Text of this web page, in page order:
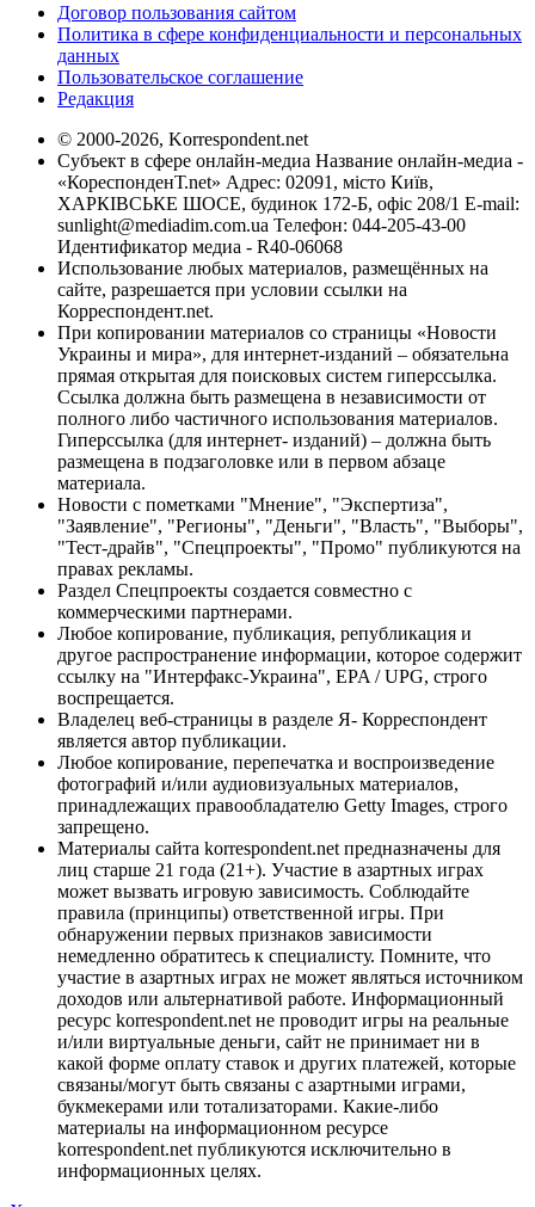
Договор пользования сайтом
Политика в сфере конфиденциальности и персональных
данных
Пользовательское соглашение
Редакция
© 2000-2026, Korrespondent.net
Субъект в сфере онлайн-медиа Название онлайн-медиа -
«КореспонденТ.net» Адрес: 02091, місто Київ,
ХАРКІВСЬКЕ ШОСЕ, будинок 172-Б, офіс 208/1 E-mail:
sunlight@mediadim.com.ua Телефон: 044-205-43-00
Идентификатор медиа - R40-06068
Использование любых материалов, размещённых на
сайте, разрешается при условии ссылки на
Корреспондент.net.
При копировании материалов со страницы «Новости
Украины и мира», для интернет-изданий – обязательна
прямая открытая для поисковых систем гиперссылка.
Ссылка должна быть размещена в независимости от
полного либо частичного использования материалов.
Гиперссылка (для интернет- изданий) – должна быть
размещена в подзаголовке или в первом абзаце
материала.
Новости с пометками "Мнение", "Экспертиза",
"Заявление", "Регионы", "Деньги", "Власть", "Выборы",
"Тест-драйв", "Спецпроекты", "Промо" публикуются на
правах рекламы.
Раздел Спецпроекты создается совместно с
коммерческими партнерами.
Любое копирование, публикация, републикация и
другое распространение информации, которое содержит
ссылку на "Интерфакс-Украина", EPA / UPG, строго
воспрещается.
Владелец веб-страницы в разделе Я- Корреспондент
является автор публикации.
Любое копирование, перепечатка и воспроизведение
фотографий и/или аудиовизуальных материалов,
принадлежащих правообладателю Getty Images, строго
запрещено.
Материалы сайта korrespondent.net предназначены для
лиц старше 21 года (21+). Участие в азартных играх
может вызвать игровую зависимость. Соблюдайте
правила (принципы) ответственной игры. При
обнаружении первых признаков зависимости
немедленно обратитесь к специалисту. Помните, что
участие в азартных играх не может являться источником
доходов или альтернативой работе. Информационный
ресурс korrespondent.net не проводит игры на реальные
и/или виртуальные деньги, сайт не принимает ни в
какой форме оплату ставок и других платежей, которые
связаны/могут быть связаны с азартными играми,
букмекерами или тотализаторами. Какие-либо
материалы на информационном ресурсе
korrespondent.net публикуются исключительно в
информационных целях.